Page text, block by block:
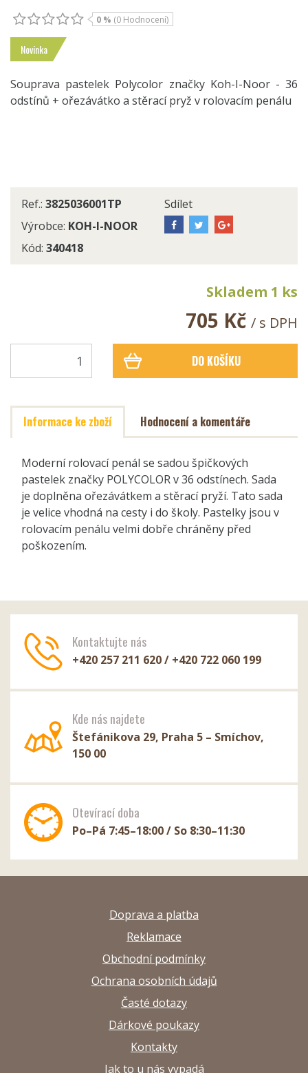
0 % (0 Hodnocení)
Novinka
Souprava pastelek Polycolor značky Koh-I-Noor - 36
odstínů + ořezávátko a stěrací pryž v rolovacím penálu
Ref.: 3825036001TP
Výrobce: KOH-I-NOOR
Kód: 340418
Sdílet
Skladem 1 ks
705 Kč / s DPH
DO KOŠÍKU
Informace ke zboží Hodnocení a komentáře
Moderní rolovací penál se sadou špičkových
pastelek značky POLYCOLOR v 36 odstínech. Sada
je doplněna ořezávátkem a stěrací pryží. Tato sada
je velice vhodná na cesty i do školy. Pastelky jsou v
rolovacím penálu velmi dobře chráněny před
poškozením.
Kontaktujte nás
+420 257 211 620 / +420 722 060 199
Kde nás najdete
Štefánikova 29, Praha 5 – Smíchov,
150 00
Otevírací doba
Po–Pá 7:45–18:00 / So 8:30–11:30
Doprava a platba
Reklamace
Obchodní podmínky
Ochrana osobních údajů
Časté dotazy
Dárkové poukazy
Kontakty
Jak to u nás vypadá